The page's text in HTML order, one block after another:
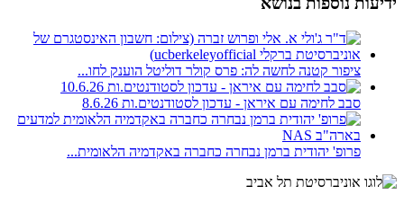
ציפור קטנה לחשה לה: פרס קולר דוליטל הוענק לחו...
סבב לחימה עם איראן - עדכון לסטודנטים.ות 8.6.26
פרופ' יהודית ברמן נבחרה כחברה באקדמיה הלאומית...